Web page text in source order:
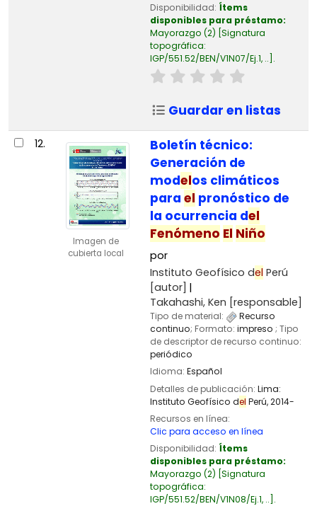
Disponibilidad: Ítems
disponibles para préstamo:
Mayorazgo (2) Signatura
topográfica:
IGP/551.52/BEN/V1N07/Ej.1, .. .
Guardar en listas
12.
Imagen de
cubierta local
Boletín técnico:
Generación de
modelos climáticos
para el pronóstico de
la ocurrencia del
Fenómeno El Niño
por
Instituto Geofísico del Perú
[autor]
Takahashi, Ken [responsable]
Tipo de material:
Recurso
continuo; Formato: impreso ; Tipo
de descriptor de recurso continuo:
periódico
Idioma: Español
Detalles de publicación: Lima:
Instituto Geofísico del Perú,2014-
Recursos en línea:
Clic para acceso en línea
Disponibilidad: Ítems
disponibles para préstamo:
Mayorazgo (2) Signatura
topográfica:
IGP/551.52/BEN/V1N08/Ej.1, .. .